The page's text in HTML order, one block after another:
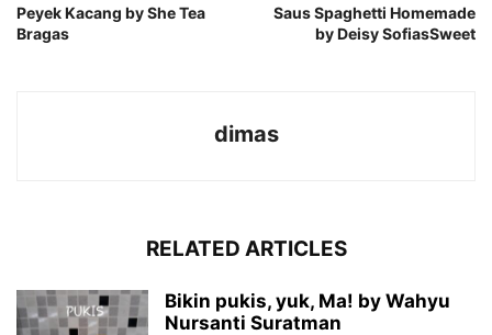
Peyek Kacang by She Tea
Bragas
Saus Spaghetti Homemade
by Deisy SofiasSweet
dimas
RELATED ARTICLES
Bikin pukis, yuk, Ma! by Wahyu
Nursanti Suratman